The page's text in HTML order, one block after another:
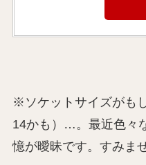
※ソケットサイズがも
14かも）…。最近色々
憶が曖昧です。すみま